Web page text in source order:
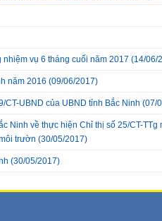
vụ 6 tháng cuối năm 2017 (14/06/
năm 2016 (09/06/2017)
CT-UBND của UBND tỉnh Bắc Ninh (07/
Ninh về thực hiện Chỉ thị số 25/CT-
trườn (30/05/2017)
(30/05/2017)